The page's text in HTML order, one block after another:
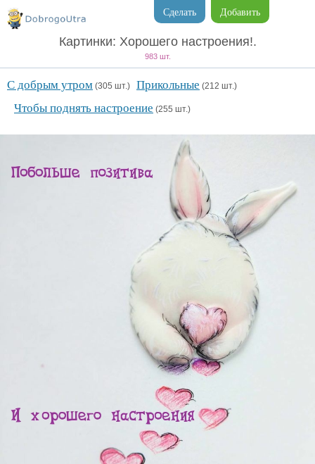
Добавить
Сделать
Картинки: Хорошего настроения!.
983 шт.
С добрым утром (305 шт.) Прикольные (212 шт.)
Чтобы поднять настроение (255 шт.)